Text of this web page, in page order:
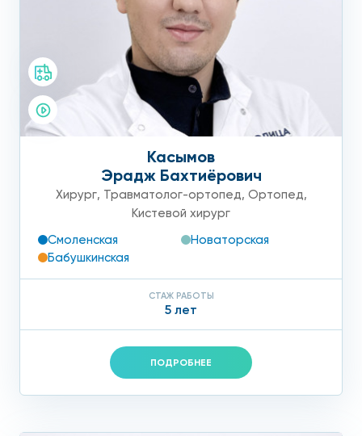
Касымов
Эрадж Бахтиёрович
Хирург, Травматолог-ортопед, Ортопед,
Кистевой хирург
Смоленская
Новаторская
Бабушкинская
СТАЖ РАБОТЫ
5 лет
ПОДРОБНЕЕ